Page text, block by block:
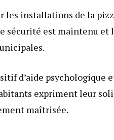
les installations de la
est maintenu et
d’aide psychologique
expriment leur
maîtrisée.